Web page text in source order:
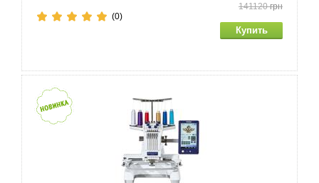
141120грн
(0)